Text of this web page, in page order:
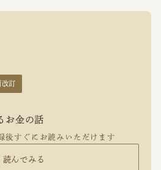
訂
お金の話
後すぐにお読みいただけます
読んでみる